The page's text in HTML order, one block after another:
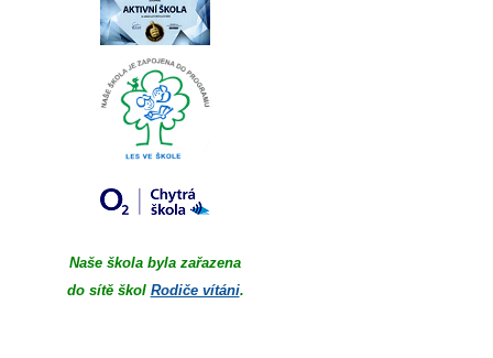
Naše škola byla zařazena
do sítě škol Rodiče vítáni.